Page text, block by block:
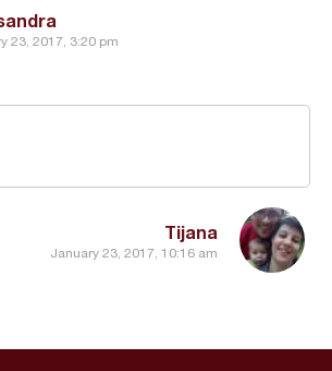
23, 2017, 3:20 pm
Tijana
January 23, 2017, 10:16 am